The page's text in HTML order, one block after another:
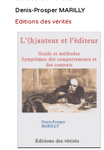
Denis-Prosper MARILLY
Editions des vérités